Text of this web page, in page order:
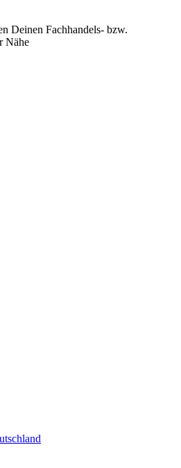
Deinen Fachhandels- bzw.
Nähe